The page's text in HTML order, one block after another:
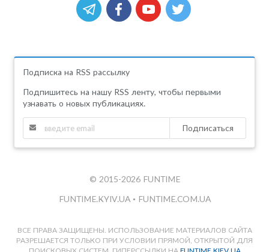
Подписка на RSS рассылку
Подпишитесь на нашу RSS ленту, чтобы первыми
узнавать о новых публикациях.
Подписаться
© 2015-2026 FUNTIME
FUNTIME.KYIV.UA • FUNTIME.COM.UA
ВСЕ ПРАВА ЗАЩИЩЕНЫ. ИСПОЛЬЗОВАНИЕ МАТЕРИАЛОВ САЙТА
РАЗРЕШАЕТСЯ ТОЛЬКО ПРИ УСЛОВИИ ПРЯМОЙ, ОТКРЫТОЙ ДЛЯ